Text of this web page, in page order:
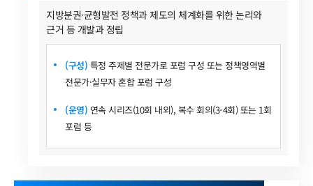
지방분권·균형발전 정책과 제도의 체계화를 위한 논리와
근거 등 개발과 정립
(구성) 특정 주제별 전문가로 포럼 구성 또는 정책영역별
전문가·실무자 혼합 포럼 구성
(운영) 연속 시리즈(10회 내외), 복수 회의(3-4회) 또는 1회
포럼 등